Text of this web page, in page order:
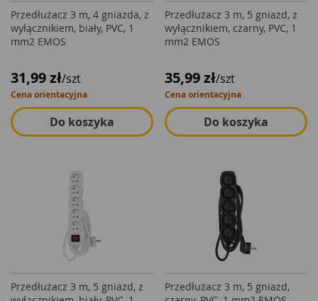
Przedłużacz 3 m, 4 gniazda, z
wyłącznikiem, biały, PVC, 1
mm2 EMOS
31,99 zł/szt
Cena orientacyjna
Do koszyka
Przedłużacz 3 m, 5 gniazd, z
wyłącznikiem, czarny, PVC, 1
mm2 EMOS
35,99 zł/szt
Cena orientacyjna
Do koszyka
Przedłużacz 3 m, 5 gniazd, z
Przedłużacz 3 m, 5 gniazd,